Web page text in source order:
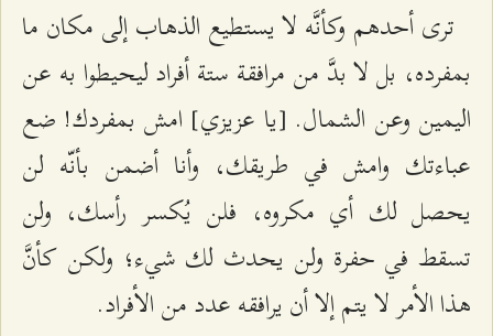
ترى أحدهم وكأنَّه لا يستطيع الذهاب إلى مكان ما
بمفرده، بل لا بدَّ من مرافقة ستة أفراد ليحيطوا به عن
اليمين وعن الشمال. [يا عزيزي] امش بمفردك! ضع
عباءتك وامش في طريقك، وأنا أضمن بأنّه لن
يحصل لك أي مكروه، فلن يُكسر رأسك، ولن
تسقط في حفرة ولن يحدث لك شيء؛ ولكن كأنَّ
هذا الأمر لا يتم إلا أن يرافقه عدد من الأفراد.